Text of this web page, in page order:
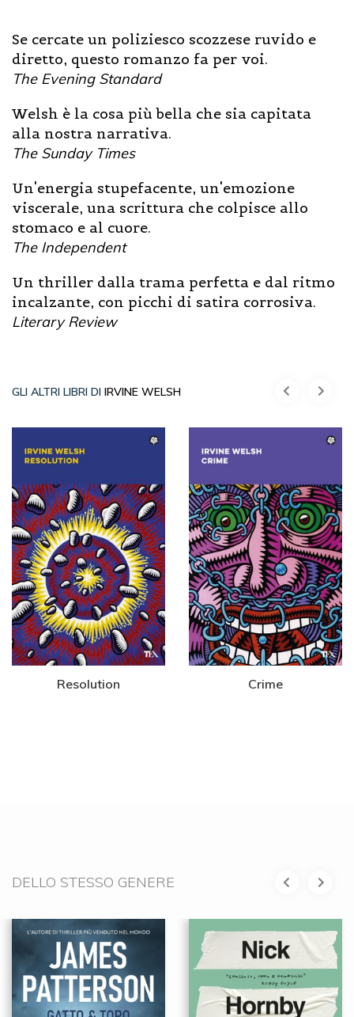
Se cercate un poliziesco scozzese ruvido e
diretto, questo romanzo fa per voi.
The Evening Standard
Welsh è la cosa più bella che sia capitata
alla nostra narrativa.
The Sunday Times
Un'energia stupefacente, un'emozione
viscerale, una scrittura che colpisce allo
stomaco e al cuore.
The Independent
Un thriller dalla trama perfetta e dal ritmo
incalzante, con picchi di satira corrosiva.
Literary Review
GLI ALTRI LIBRI DI IRVINE WELSH
Resolution Crime
DELLO STESSO GENERE